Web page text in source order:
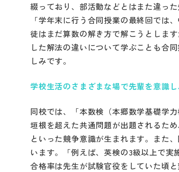
綴っており、部活動などとはまた違っ
「学年末に行う合同授業の最終回では
徒はまだ算数の解き方で解こうとしま
した解法の違いについて学ぶことも合
しみです。
学校生活のさまざまな場で先輩を意識
同校では、「本数検（本郷数学基礎学
垣根を超えた共通問題が出題されるた
といった競争意識が生まれます。また
います。「例えば、英検の3級以上で実
合格率は先生が試験官役をしていた頃